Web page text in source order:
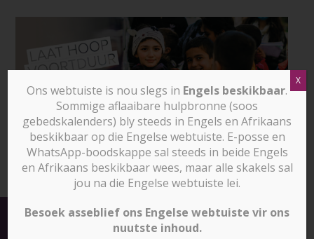
Gee vandag
en help om God se Koninkryk uit te bou
Ons webtuiste is nou slegs in Engels beskikbaar.
Sommige aflaaibare hulpbronne (soos
gebedskalenders) bly steeds in Engels en Afrikaans
beskikbaar op die Engelse webtuiste. E-posse en
WhatsApp-boodskappe sal steeds in beide Engels
en Afrikaans beskikbaar wees, maar alle skakels sal
jou na die Engelse webtuiste lei.
Besoek asseblief ons Engelse webtuiste vir ons
nuutste inhoud.
X